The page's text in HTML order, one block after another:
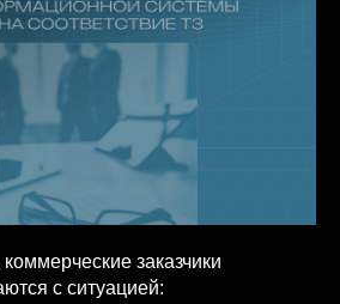
заказчики
с ситуацией: